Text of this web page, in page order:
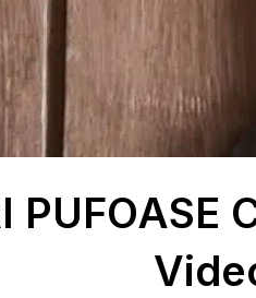
PUFOASE